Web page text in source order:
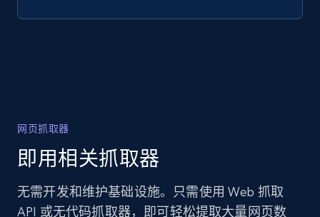
网页抓取器
即用相关抓取器
无需开发和维护基础设施。只需使用 Web 抓取
API 或无代码抓取器，即可轻松提取大量网页数